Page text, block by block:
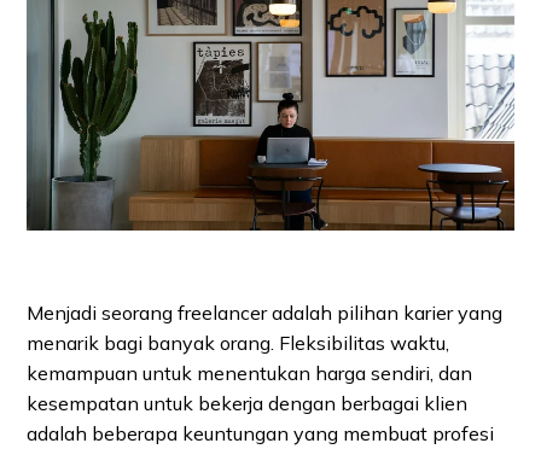
Menjadi seorang freelancer adalah pilihan karier yang
menarik bagi banyak orang. Fleksibilitas waktu,
kemampuan untuk menentukan harga sendiri, dan
kesempatan untuk bekerja dengan berbagai klien
adalah beberapa keuntungan yang membuat profesi